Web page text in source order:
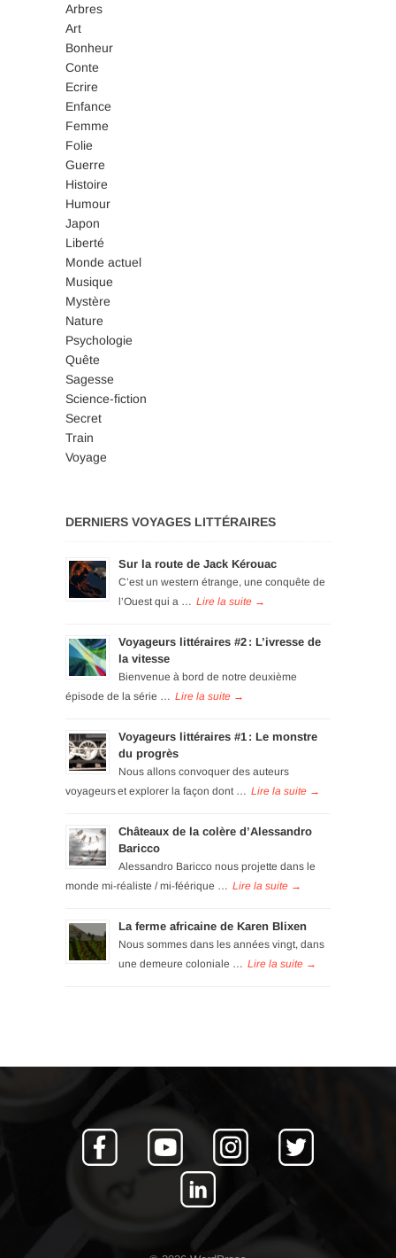
Arbres
Art
Bonheur
Conte
Ecrire
Enfance
Femme
Folie
Guerre
Histoire
Humour
Japon
Liberté
Monde actuel
Musique
Mystère
Nature
Psychologie
Quête
Sagesse
Science-fiction
Secret
Train
Voyage
DERNIERS VOYAGES LITTÉRAIRES
Sur la route de Jack Kérouac
C’est un western étrange, une conquête de
l’Ouest qui a …
Voyageurs littéraires #2 : L’ivresse de
la vitesse
Bienvenue à bord de notre deuxième
épisode de la série …
Voyageurs littéraires #1 : Le monstre
du progrès
Nous allons convoquer des auteurs
voyageurs et explorer la façon dont …
Châteaux de la colère d’Alessandro
Baricco
Alessandro Baricco nous projette dans le
monde mi-réaliste / mi-féérique …
La ferme africaine de Karen Blixen
Nous sommes dans les années vingt, dans
une demeure coloniale …